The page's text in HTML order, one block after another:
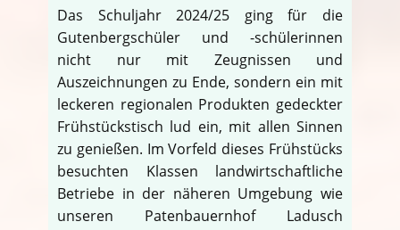
Das Schuljahr 2024/25 ging für die
Gutenbergschüler und -schülerinnen
nicht nur mit Zeugnissen und
Auszeichnungen zu Ende, sondern ein mit
leckeren regionalen Produkten gedeckter
Frühstückstisch lud ein, mit allen Sinnen
zu genießen. Im Vorfeld dieses Frühstücks
besuchten Klassen landwirtschaftliche
Betriebe in der näheren Umgebung wie
unseren Patenbauernhof Ladusch